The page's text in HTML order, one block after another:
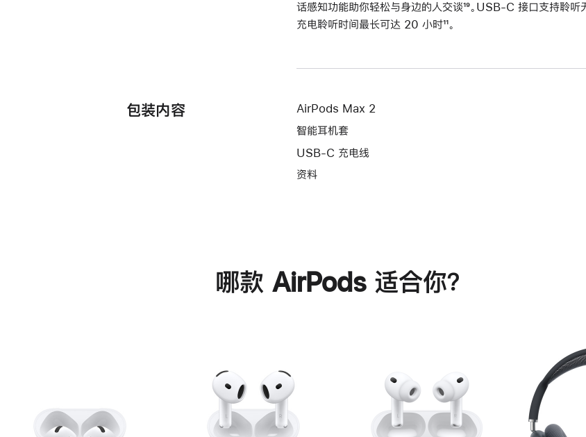
话感知功能助你轻松与身边的人交谈脚
¹⁹。USB-C 接口支持聆听
充电聆听时间最长可达 20 小时脚
¹¹。
包装内容
AirPods Max 2
智能耳机套
USB-C 充电线
资料
哪款 AirPods 适合你？